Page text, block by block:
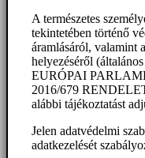
A természetes
tekintetében történő
áramlásáról, valamint
helyezéséről
EURÓPAI
2016/679
alábbi tájékoztatást
Jelen adatvédelmi
adatkezelését